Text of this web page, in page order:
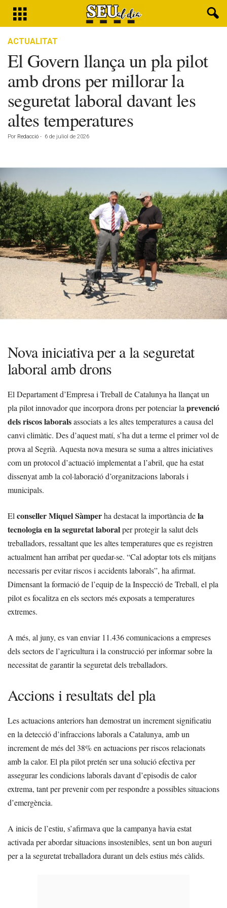
ACTUALITAT
El Govern llança un pla pilot
amb drons per millorar la
seguretat laboral davant les
altes temperatures
Por Redacció - 6 de juliol de 2026
Nova iniciativa per a la seguretat
laboral amb drons
El Departament d’Empresa i Treball de Catalunya ha llançat un
pla pilot innovador que incorpora drons per potenciar la prevenció
dels riscos laboralsassociats a les altes temperatures a causa del
canvi climàtic. Des d’aquest matí, s’ha dut a terme el primer vol de
prova al Segrià. Aquesta nova mesura se suma a altres iniciatives
com un protocol d’actuació implementat a l’abril, que ha estat
dissenyat amb la col·laboració d’organitzacions laborals i
municipals.
El conseller Miquel Sàmperha destacat la importància dela
tecnologia en la seguretat laboralper protegir la salut dels
treballadors, ressaltant que les altes temperatures que es registren
actualment han arribat per quedar-se. “Cal adoptar tots els mitjans
necessaris per evitar riscos i accidents laborals”, ha afirmat.
Dimensant la formació de l’equip de la Inspecció de Treball, el pla
pilot es focalitza en els sectors més exposats a temperatures
extremes.
A més, al juny, es van enviar 11.436 comunicacions a empreses
dels sectors de l’agricultura i la construcció per informar sobre la
necessitat de garantir la seguretat dels treballadors.
Accions i resultats del pla
Les actuacions anteriors han demostrat un increment significatiu
en la detecció d’infraccions laborals a Catalunya, amb un
increment de més del 38% en actuacions per riscos relacionats
amb la calor. El pla pilot pretén ser una solució efectiva per
assegurar les condicions laborals davant d’episodis de calor
extrema, tant per prevenir com per respondre a possibles situacions
d’emergència.
A inicis de l’estiu, s’afirmava que la campanya havia estat
activada per abordar situacions insostenibles, sent un bon auguri
per a la seguretat treballadora durant un dels estius més càlids.